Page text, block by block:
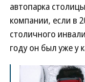
автопарка
компании, если в
столичного
году он был уже у